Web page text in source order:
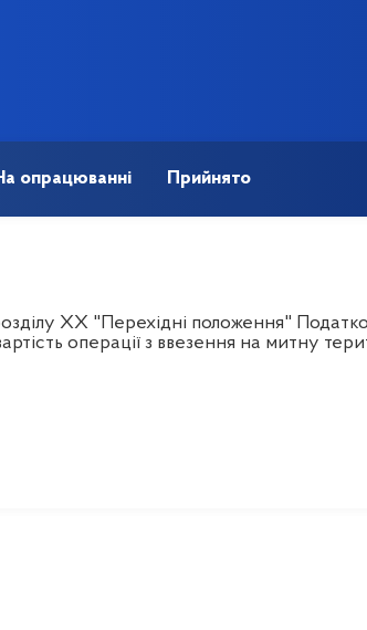
опрацюванні Прийнято
XX "Перехідні положення"
операції з ввезення на митну